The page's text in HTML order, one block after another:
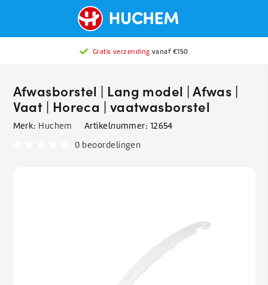
Gratis verzending vanaf €150
Afwasborstel | Lang model | Afwas |
Vaat | Horeca | vaatwasborstel
Merk: Huchem Artikelnummer: 12654
0 beoordelingen